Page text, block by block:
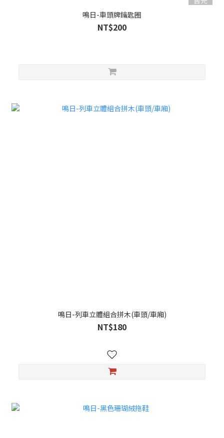
鳴日-車頭牌鑰匙圈
NT$200
鳴日-列車立體組合拼木(車頭/車廂)
NT$180